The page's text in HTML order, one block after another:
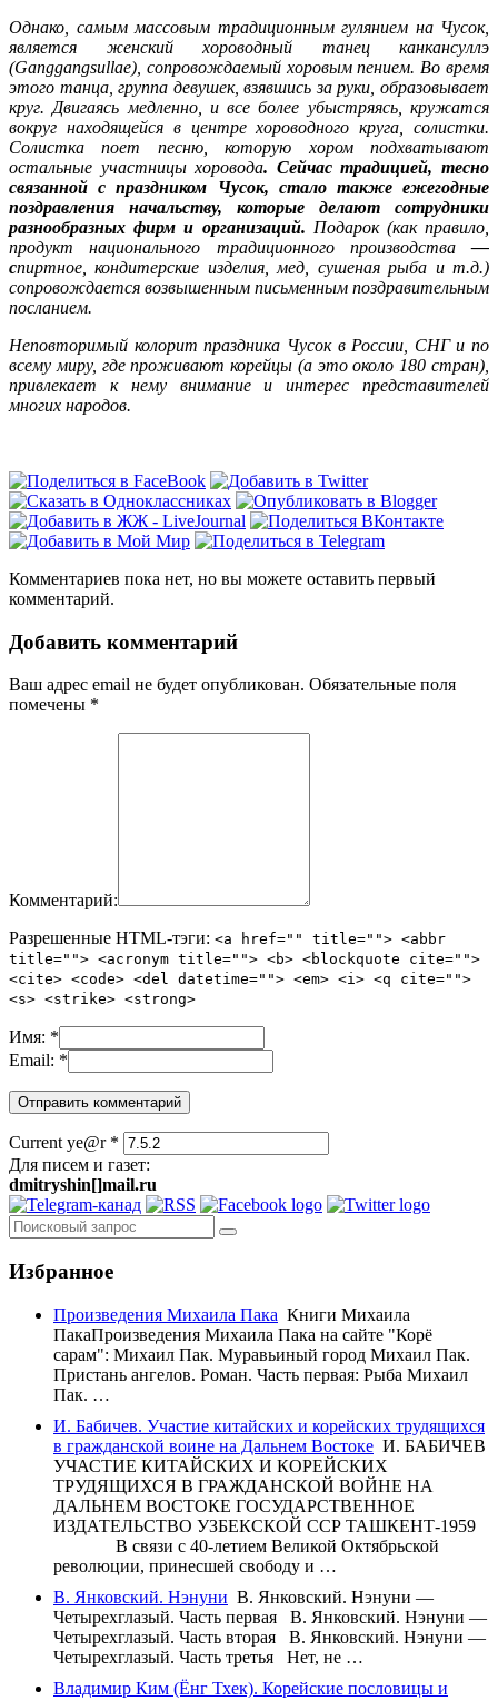
Однако, самым массовым традиционным гулянием на Чусок,
является женский хороводный танец канкансуллэ
(Ganggangsullae), сопровождаемый хоровым пением. Во время
этого танца, группа девушек, взявшись за руки, образовывает
круг. Двигаясь медленно, и все более убыстряясь, кружатся
вокруг находящейся в центре хороводного круга, солистки.
Солистка поет песню, которую хором подхватывают
остальные участницы хоровода. Сейчас традицией, тесно
связанной с праздником Чусок, стало также ежегодные
поздравления начальству, которые делают сотрудники
разнообразных фирм и организаций. Подарок (как правило,
продукт национального традиционного производства—
спиртное, кондитерские изделия, мед, сушеная рыба и т.д.)
сопровождается возвышенным письменным поздравительным
посланием.
Неповторимый колорит праздника Чусок в России, СНГ и по
всему миру, где проживают корейцы (а это около 180 стран),
привлекает к нему внимание и интерес представителей
многих народов.
Комментариев пока нет, но вы можете оставить первый
комментарий.
Добавить комментарий
Ваш адрес email не будет опубликован. Обязательные поля
помечены *
Комментарий:
Разрешенные HTML-тэги: <a href="" title=""> <abbr
title=""> <acronym title=""> <b> <blockquote cite="">
<cite> <code> <del datetime=""> <em> <i> <q cite="">
<s> <strike> <strong>
Имя: *
Email: *
Current ye@r *
Для писем и газет:
dmitryshin[]mail.ru
Избранное
Произведения Михаила Пака Книги Михаила
ПакаПроизведения Михаила Пака на сайте "Корё
сарам": Михаил Пак. Муравьиный город Михаил Пак.
Пристань ангелов. Роман. Часть первая: Рыба Михаил
Пак. …
И. Бабичев. Участие китайских и корейских трудящихся
в гражданской воине на Дальнем Востоке И. БАБИЧЕВ
УЧАСТИЕ КИТАЙСКИХ И КОРЕЙСКИХ
ТРУДЯЩИХСЯ В ГРАЖДАНСКОЙ ВОЙНЕ НА
ДАЛЬНЕМ ВОСТОКЕ ГОСУДАРСТВЕННОЕ
ИЗДАТЕЛЬСТВО УЗБЕКСКОЙ ССР ТАШКЕНТ-1959
В связи с 40-летием Великой Октябрьской
револю­ции, принесшей свободу и …
В. Янковский. Нэнуни В. Янковский. Нэнуни —
Четырехглазый. Часть первая В. Янковский. Нэнуни —
Четырехглазый. Часть вторая В. Янковский. Нэнуни —
Четырехглазый. Часть третья Нет, не …
Владимир Ким (Ёнг Тхек). Корейские пословицы и